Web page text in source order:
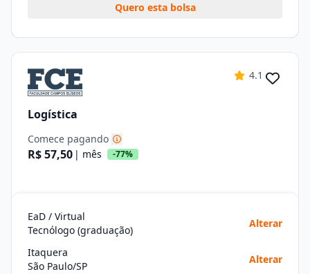
Quero esta bolsa
4.1
Logística
Comece pagando
R$ 57,50 | mês -77%
EaD / Virtual
Tecnólogo (graduação)
Alterar
Itaquera
São Paulo/SP
Alterar